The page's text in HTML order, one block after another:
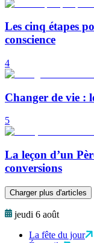
Les cinq étapes
conscience
4
Changer de vie :
5
La leçon d’un
conversions
Charger plus d'articles
jeudi 6 août
La fête du jour